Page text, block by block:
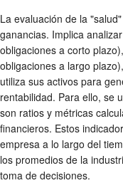
La evaluación de la
ganancias. Implica
obligaciones a corto
obligaciones a largo
utiliza sus activos para
rentabilidad. Para ello, se
son ratios y métricas
financieros. Estos
empresa a lo largo del
los promedios de la
toma de decisiones.